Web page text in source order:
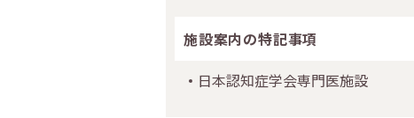
施設案内の特記事項
日本認知症学会専門医施設